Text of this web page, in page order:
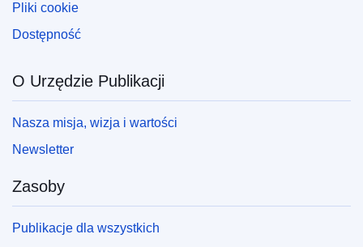
Pliki cookie
Dostępność
O Urzędzie Publikacji
Nasza misja, wizja i wartości
Newsletter
Zasoby
Publikacje dla wszystkich